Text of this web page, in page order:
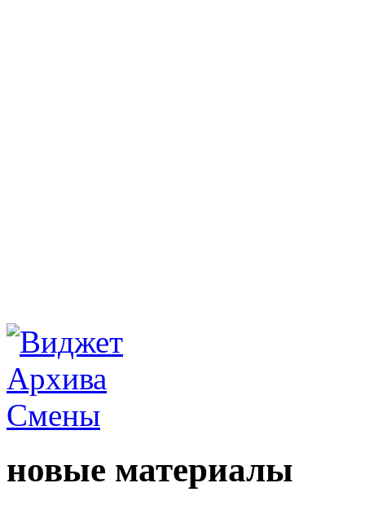
новые материалы